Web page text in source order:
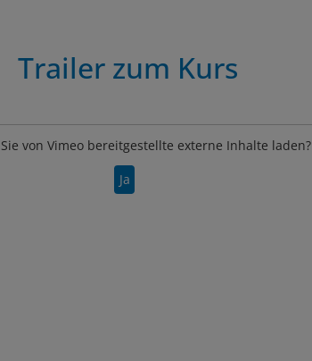
Trailer zum Kurs
von Vimeo bereitgestellte externe Inhalte laden?
Ja